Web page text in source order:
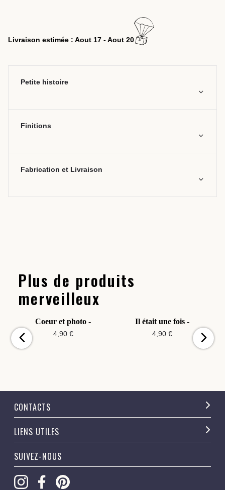
Livraison estimée : Aout 17 - Aout 20
Petite histoire
Finitions
Fabrication et Livraison
Plus de produits
merveilleux
Coeur et photo -
4,90 €
Il était une fois -
4,90 €
CONTACTS
LIENS UTILES
SUIVEZ-NOUS